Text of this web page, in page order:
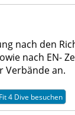
nach den
nach EN-
Verbände an.
Fit 4 Dive besuchen